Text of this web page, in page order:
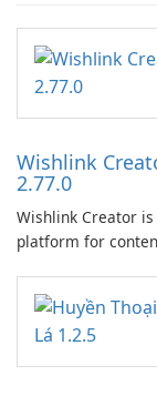
Wishlink
2.77.0
Wishlink Creator is
platform for
work through built-
partnerships and
tools for content
and audience